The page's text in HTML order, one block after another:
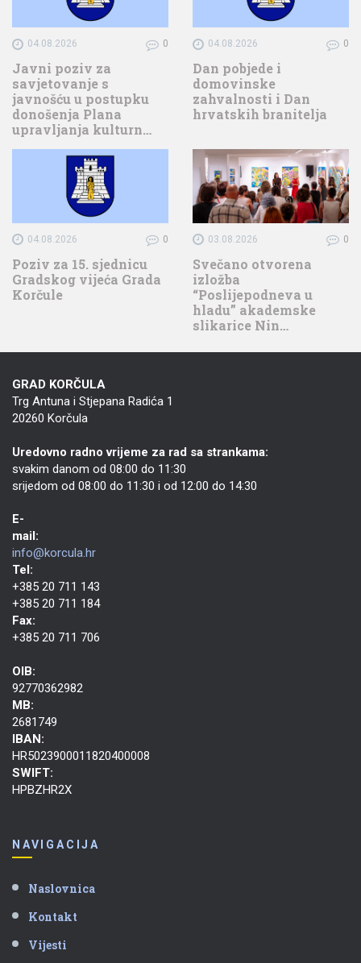
04.08.2026 0
Javni poziv za
savjetovanje s
javnošću u postupku
donošenja Plana
upravljanja kulturn…
04.08.2026 0
Dan pobjede i
domovinske
zahvalnosti i Dan
hrvatskih branitelja
04.08.2026 0
Poziv za 15. sjednicu
Gradskog vijeća Grada
Korčule
03.08.2026 0
Svečano otvorena
izložba
“Poslijepodneva u
hladu” akademske
slikarice Nin…
GRAD KORČULA
Trg Antuna i Stjepana Radića 1
20260 Korčula
Uredovno radno vrijeme za rad sa strankama:
svakim danom od 08:00 do 11:30
srijedom od 08:00 do 11:30 i od 12:00 do 14:30
E-
mail:
info@korcula.hr
Tel:
+385 20 711 143
+385 20 711 184
Fax:
+385 20 711 706
OIB:
92770362982
MB:
2681749
IBAN:
HR5023900011820400008
SWIFT:
HPBZHR2X
NAVIGACIJA
Naslovnica
Kontakt
Vijesti